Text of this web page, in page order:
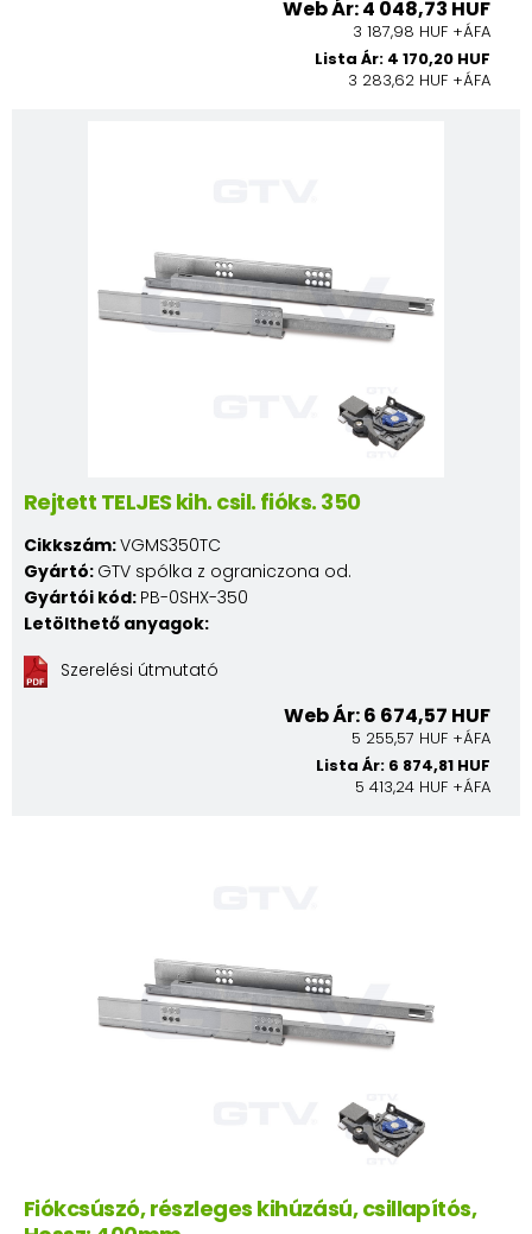
Web Ár: 4 048,73 HUF
3 187,98 HUF +ÁFA
Lista Ár: 4 170,20 HUF
3 283,62 HUF +ÁFA
Rejtett TELJES kih. csil. fióks. 350
Cikkszám:VGMS350TC
Gyártó: GTV spólka z ograniczona od.
Gyártói kód: PB-0SHX-350
Letölthető anyagok:
Szerelési útmutató
Web Ár: 6 674,57 HUF
5 255,57 HUF +ÁFA
Lista Ár: 6 874,81 HUF
5 413,24 HUF +ÁFA
Fiókcsúszó, részleges kihúzású, csillapítós,